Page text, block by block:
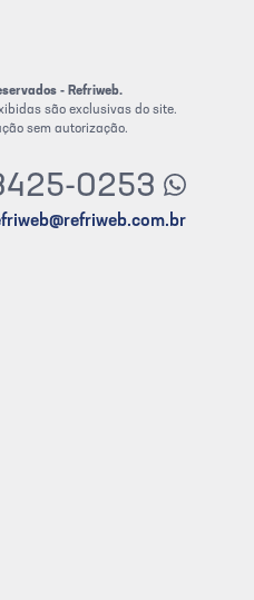
- Refriweb.
são exclusivas do site.
sem autorização.
0253